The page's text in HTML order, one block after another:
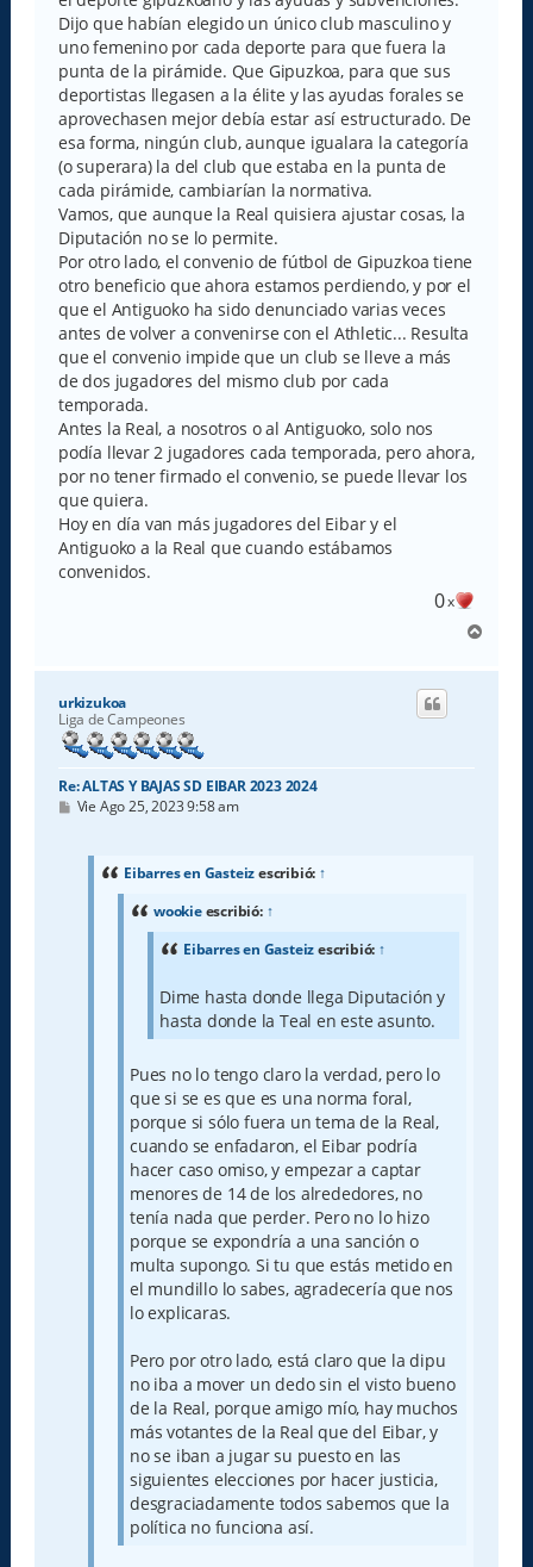
Dijo que habían elegido un único club masculino y
uno femenino por cada deporte para que fuera la
punta de la pirámide. Que Gipuzkoa, para que sus
deportistas llegasen a la élite y las ayudas forales se
aprovechasen mejor debía estar así estructurado. De
esa forma, ningún club, aunque igualara la categoría
(o superara) la del club que estaba en la punta de
cada pirámide, cambiarían la normativa.
Vamos, que aunque la Real quisiera ajustar cosas, la
Diputación no se lo permite.
Por otro lado, el convenio de fútbol de Gipuzkoa tiene
otro beneficio que ahora estamos perdiendo, y por el
que el Antiguoko ha sido denunciado varias veces
antes de volver a convenirse con el Athletic... Resulta
que el convenio impide que un club se lleve a más
de dos jugadores del mismo club por cada
temporada.
Antes la Real, a nosotros o al Antiguoko, solo nos
podía llevar 2 jugadores cada temporada, pero ahora,
por no tener firmado el convenio, se puede llevar los
que quiera.
Hoy en día van más jugadores del Eibar y el
Antiguoko a la Real que cuando estábamos
convenidos.
0x
r
urkizukoa
Liga de Campeones
Re: ALTAS Y BAJAS SD EIBAR 2023 2024
M
Vie Ago 25, 2023 9:58 am
Eibarres en Gasteizescribió: ↑
wookieescribió: ↑
Eibarres en Gasteizescribió: ↑
Dime hasta donde llega Diputación y
hasta donde la Teal en este asunto.
Pues no lo tengo claro la verdad, pero lo
que si se es que es una norma foral,
porque si sólo fuera un tema de la Real,
cuando se enfadaron, el Eibar podría
hacer caso omiso, y empezar a captar
menores de 14 de los alrededores, no
tenía nada que perder. Pero no lo hizo
porque se expondría a una sanción o
multa supongo. Si tu que estás metido en
el mundillo lo sabes, agradecería que nos
lo explicaras.
Pero por otro lado, está claro que la dipu
no iba a mover un dedo sin el visto bueno
de la Real, porque amigo mío, hay muchos
más votantes de la Real que del Eibar, y
no se iban a jugar su puesto en las
siguientes elecciones por hacer justicia,
desgraciadamente todos sabemos que la
política no funciona así.